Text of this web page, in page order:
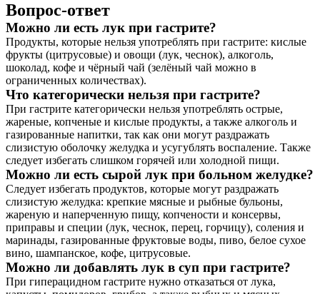
Вопрос-ответ
Можно ли есть лук при гастрите?
Продукты, которые нельзя употреблять при гастрите: кислые
фрукты (цитрусовые) и овощи (лук, чеснок), алкоголь,
шоколад, кофе и чёрный чай (зелёный чай можно в
ограниченных количествах).
Что категорически нельзя при гастрите?
При гастрите категорически нельзя употреблять острые,
жареные, копченые и кислые продукты, а также алкоголь и
газированные напитки, так как они могут раздражать
слизистую оболочку желудка и усугублять воспаление. Также
следует избегать слишком горячей или холодной пищи.
Можно ли есть сырой лук при больном желудке?
Следует избегать продуктов, которые могут раздражать
слизистую желудка: крепкие мясные и рыбные бульоны,
жареную и наперченную пищу, копчености и консервы,
приправы и специи (лук, чеснок, перец, горчицу), соления и
маринады, газированные фруктовые воды, пиво, белое сухое
вино, шампанское, кофе, цитрусовые.
Можно ли добавлять лук в суп при гастрите?
При гиперацидном гастрите нужно отказаться от лука,